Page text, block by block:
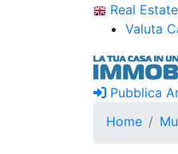
Real
Valuta
Pubblica
Home